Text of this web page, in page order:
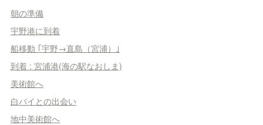
朝の準備
宇野港に到着
船移動 ｢宇野→直島（宮浦）｣
到着 : 宮浦港(海の駅なおしま)
美術館へ
白バイとの出会い
地中美術館へ